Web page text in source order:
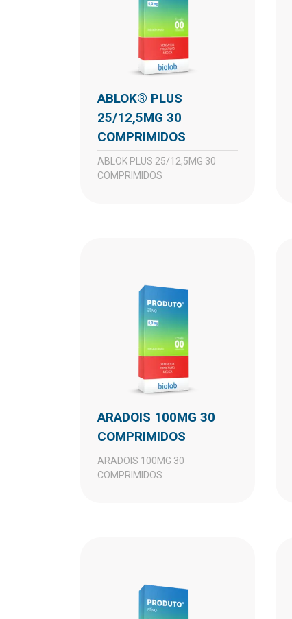
ABLOK® PLUS
25/12,5MG 30
COMPRIMIDOS
ABLOK PLUS 25/12,5MG 30
COMPRIMIDOS
ARADOIS 100MG 30
COMPRIMIDOS
ARADOIS 100MG 30
COMPRIMIDOS